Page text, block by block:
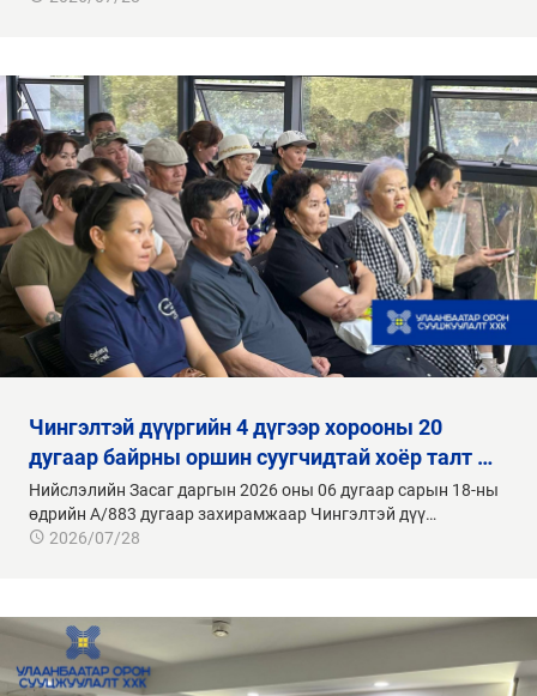
чингэлтэй дүүргийн 4 дүгээр хорооны 20
дугаар байрны оршин суугчидтай хоёр талт …
Нийслэлийн Засаг даргын 2026 оны 06 дугаар сарын 18-ны
өдрийн А/883 дугаар захирамжаар Чингэлтэй дүү…
2026/07/28